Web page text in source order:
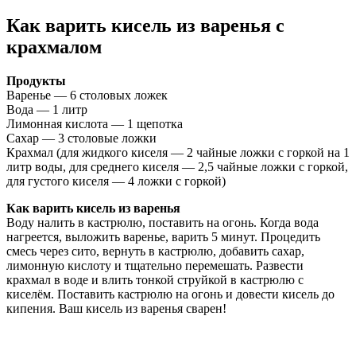
Как варить кисель из варенья с
крахмалом
Продукты
Варенье — 6 столовых ложек
Вода — 1 литр
Лимонная кислота — 1 щепотка
Сахар — 3 столовые ложки
Крахмал (для жидкого киселя — 2 чайные ложки с горкой на 1
литр воды, для среднего киселя — 2,5 чайные ложки с горкой,
для густого киселя — 4 ложки с горкой)
Как варить кисель из варенья
Воду налить в кастрюлю, поставить на огонь. Когда вода
нагреется, выложить варенье, варить 5 минут. Процедить
смесь через сито, вернуть в кастрюлю, добавить сахар,
лимонную кислоту и тщательно перемешать. Развести
крахмал в воде и влить тонкой струйкой в кастрюлю с
киселём. Поставить кастрюлю на огонь и довести кисель до
кипения. Ваш кисель из варенья сварен!